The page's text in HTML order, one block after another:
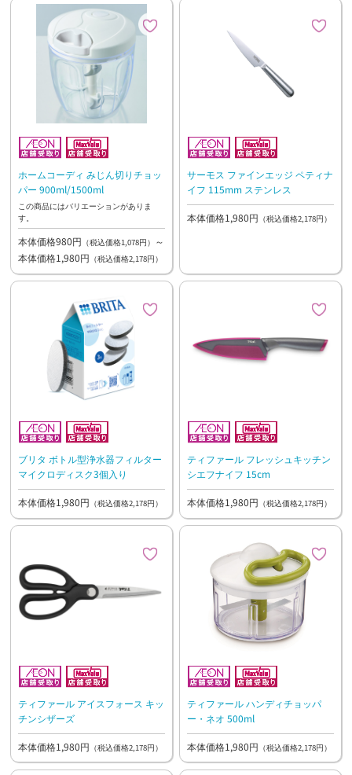
ホームコーディ みじん切りチョッ
パー 900ml/1500ml
この商品にはバリエーションがありま
す。
本体価格980円 （税込価格1,078円） ～
本体価格1,980円 （税込価格2,178円）
サーモス ファインエッジ ペティナ
イフ 115mm ステンレス
本体価格1,980円 （税込価格2,178円）
ブリタ ボトル型浄水器フィルター
マイクロディスク3個入り
本体価格1,980円 （税込価格2,178円）
ティファール フレッシュキッチン
シエフナイフ 15cm
本体価格1,980円 （税込価格2,178円）
ティファール アイスフォース キッ
チンシザーズ
本体価格1,980円 （税込価格2,178円）
ティファール ハンディチョッパ
ー・ネオ 500ml
本体価格1,980円 （税込価格2,178円）